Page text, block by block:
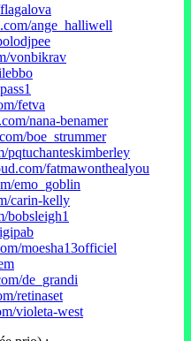
ange_halliwell
vonbikrav
fetva
nana-benamer
boe_strummer
pqtuchanteskimberley
fatmawonthealyou
emo_goblin
carin-kelly
bobsleigh1
moesha13officiel
de_grandi
retinaset
violeta-west